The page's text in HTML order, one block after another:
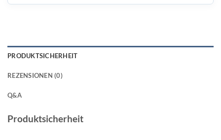
PRODUKTSICHERHEIT
REZENSIONEN (0)
Q&A
Produktsicherheit